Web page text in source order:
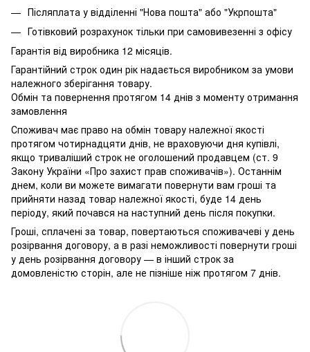
Післяплата у відділенні "Нова пошта" або "Укрпошта"
Готівковий розрахунок тільки при самовивезенні з офісу
Гарантія від виробника 12 місяців.
Гарантійний строк один рік надається виробником за умови
належного зберігання товару.
Обмін та повернення протягом 14 днів з моменту отримання
замовлення
Споживач має право на обмін товару належної якості
протягом чотирнадцяти днів, не враховуючи дня купівлі,
якщо триваліший строк не оголошений продавцем (ст. 9
Закону України «Про захист прав споживачів»). Останнім
днем, коли ви можете вимагати повернути вам гроші та
прийняти назад товар належної якості, буде 14 день
періоду, який почався на наступний день після покупки.
Гроші, сплачені за товар, повертаються споживачеві у день
розірвання договору, а в разі неможливості повернути гроші
у день розірвання договору — в інший строк за
домовленістю сторін, але не пізніше ніж протягом 7 днів.